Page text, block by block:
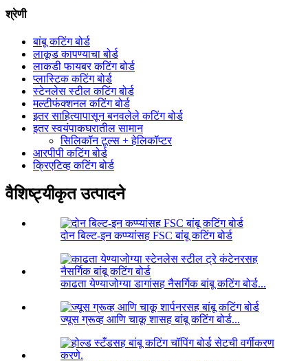
श्रेणी
बांबू कटिंग बोर्ड
लाकूड कापण्याचा बोर्ड
लाकडी फायबर कटिंग बोर्ड
प्लास्टिक कटिंग बोर्ड
स्टेनलेस स्टील कटिंग बोर्ड
मल्टीफंक्शनल कटिंग बोर्ड
इतर साहित्यापासून बनवलेले कटिंग बोर्ड
इतर स्वयंपाकघरातील सामान
सिलिकॉन टूल्स + हेलिकॉप्टर
आरपीपी कटिंग बोर्ड
क्रिएटिव्ह कटिंग बोर्ड
वैशिष्ट्यीकृत उत्पादने
दोन बिल्ट-इन कप्प्यांसह FSC बांबू कटिंग बोर्ड
काढता येण्याजोग्या डागांसह नैसर्गिक बांबू कटिंग बोर्ड...
ज्यूस ग्रूव्ह आणि चाकू शासह बांबू कटिंग बोर्ड...